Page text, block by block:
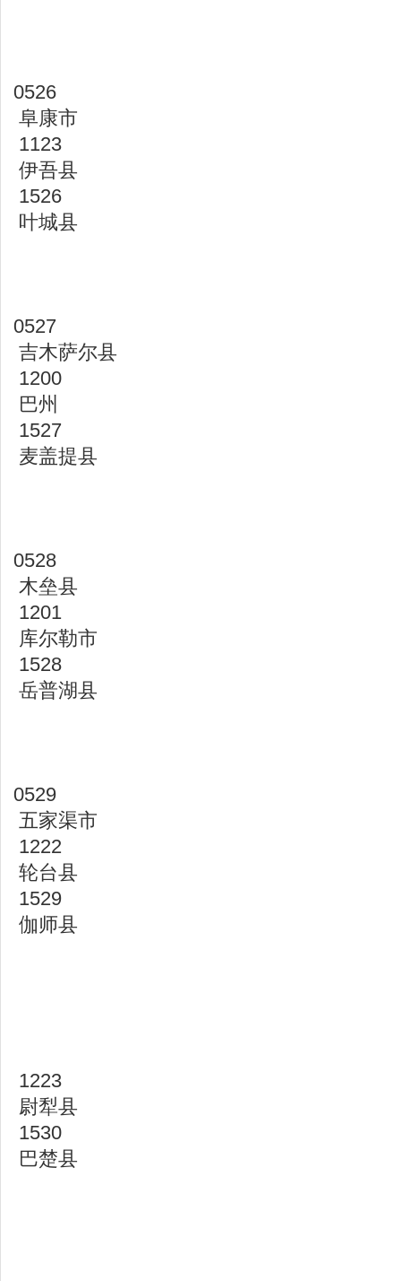
0526
阜康市
1123
伊吾县
1526
叶城县
0527
吉木萨尔县
1200
巴州
1527
麦盖提县
0528
木垒县
1201
库尔勒市
1528
岳普湖县
0529
五家渠市
1222
轮台县
1529
伽师县
1223
尉犁县
1530
巴楚县